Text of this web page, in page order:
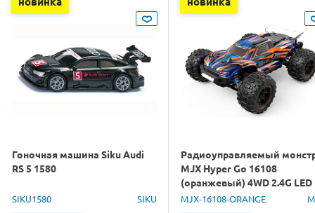
Гоночная машина Siku Audi
RS 5 1580
SIKU1580 SIKU
Радиоуправляемый
MJX Hyper Go 16108
(оранжевый) 4WD 2.4G LED
1/16 RTR
MJX-16108-ORANGE